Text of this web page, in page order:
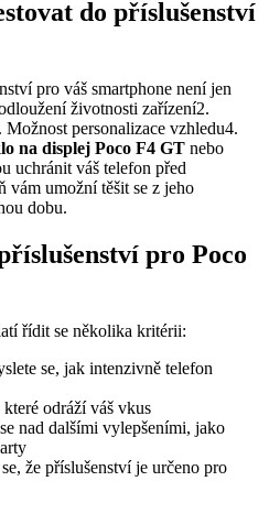
do příslušenství
pro váš smartphone není jen
životnosti zařízení2.
personalizace vzhledu4.
na displej Poco F4 GT nebo
uchránit váš telefon před
vám umožní těšit se z jeho
dobu.
pro Poco
řídit se několika kritérii:
se, jak intenzivně telefon
odráží váš vkus
nad dalšími vylepšeními, jako
že příslušenství je určeno pro